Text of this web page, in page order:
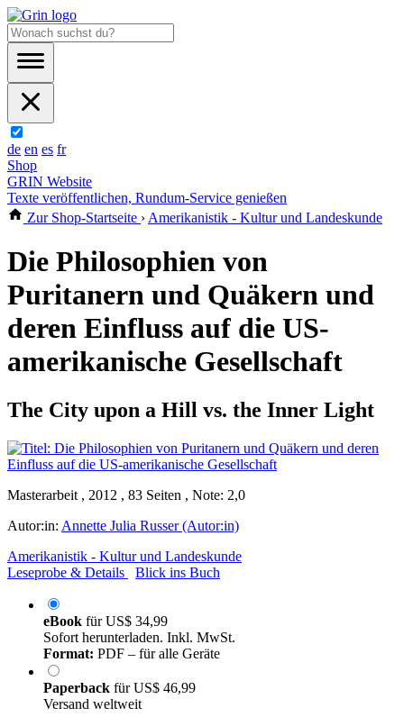
de en es fr
Shop
GRIN Website
Texte veröffentlichen, Rundum-Service genießen
Zur Shop-Startseite › Amerikanistik - Kultur und Landeskunde
Die Philosophien von
Puritanern und Quäkern und
deren Einfluss auf die US-
amerikanische Gesellschaft
The City upon a Hill vs. the Inner Light
Masterarbeit , 2012 , 83 Seiten , Note: 2,0
Autor:in: Annette Julia Russer (Autor:in)
Amerikanistik - Kultur und Landeskunde
Leseprobe & Details
Blick ins Buch
eBook fürUS$ 34,99
Sofort herunterladen. Inkl. MwSt.
Format: PDF – für alle Geräte
Paperback fürUS$ 46,99
Versand weltweit